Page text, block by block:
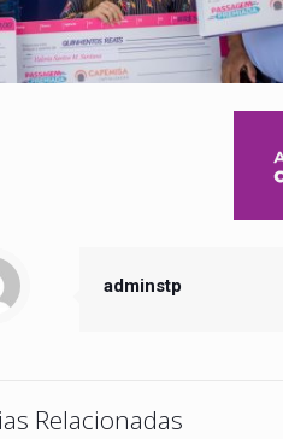
adminstp
Relacionadas